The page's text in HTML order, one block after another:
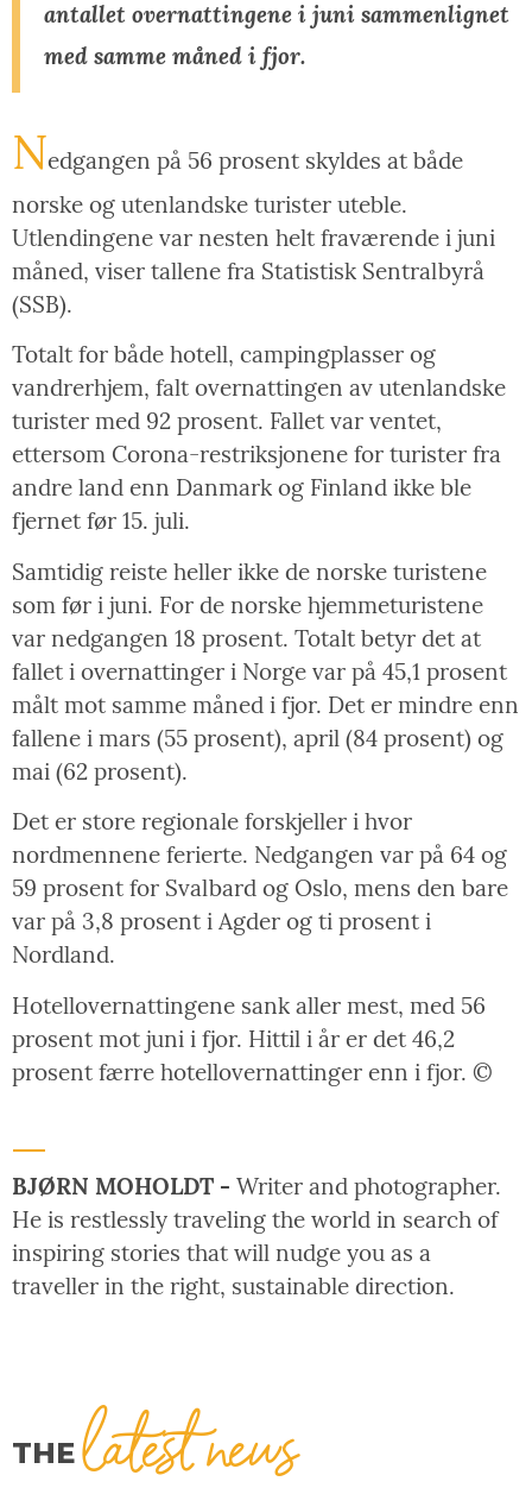
antallet overnattingene i juni sammenlignet
med samme måned i fjor.
Nedgangen på 56 prosent skyldes at både
norske og utenlandske turister uteble.
Utlendingene var nesten helt fraværende i juni
måned, viser tallene fra Statistisk Sentralbyrå
(SSB).
Totalt for både hotell, campingplasser og
vandrerhjem, falt overnattingen av utenlandske
turister med 92 prosent. Fallet var ventet,
ettersom Corona-restriksjonene for turister fra
andre land enn Danmark og Finland ikke ble
fjernet før 15. juli.
Samtidig reiste heller ikke de norske turistene
som før i juni. For de norske hjemmeturistene
var nedgangen 18 prosent. Totalt betyr det at
fallet i overnattinger i Norge var på 45,1 prosent
målt mot samme måned i fjor. Det er mindre enn
fallene i mars (55 prosent), april (84 prosent) og
mai (62 prosent).
Det er store regionale forskjeller i hvor
nordmennene ferierte. Nedgangen var på 64 og
59 prosent for Svalbard og Oslo, mens den bare
var på 3,8 prosent i Agder og ti prosent i
Nordland.
Hotellovernattingene sank aller mest, med 56
prosent mot juni i fjor. Hittil i år er det 46,2
prosent færre hotellovernattinger enn i fjor. ©
BJØRN MOHOLDT - Writer and photographer.
He is restlessly traveling the world in search of
inspiring stories that will nudge you as a
traveller in the right, sustainable direction.
THElatest news